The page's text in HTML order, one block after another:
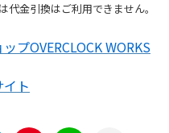
金引換はご利用できません。
プOVERCLOCK WORKS
イト